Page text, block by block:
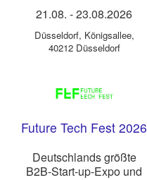
21.08. -23.08.2026
Düsseldorf, Königsallee,
40212 Düsseldorf
Future Tech Fest 2026
Deutschlands größte
B2B-Start-up-Expo und